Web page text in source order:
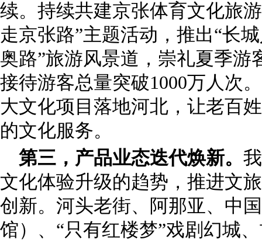
续。持续共建京张体育文化旅
走京张路”主题活动，推出“长
奥路”旅游风景道，崇礼夏季游
接待游客总量突破1000万人次
大文化项目落地河北，让老百
的文化服务。
第三，产品业态迭代焕新。
文化体验升级的趋势，推进文
创新。河头老街、阿那亚、中
馆）、“只有红楼梦”戏剧幻城